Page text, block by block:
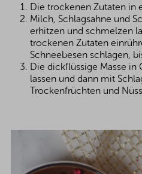
Die trockenen Zutaten in
Milch, Schlagsahne und
erhitzen und schmelzen
trockenen Zutaten
Schneebesen schlagen,
Die dickflüssige Masse in
lassen und dann mit
Trockenfrüchten und